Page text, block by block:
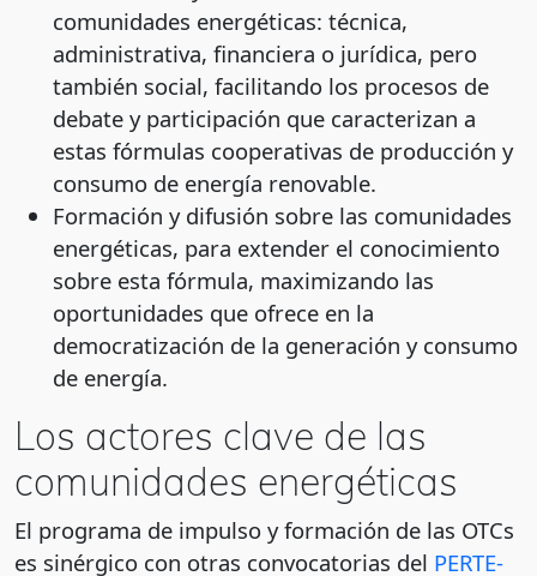
comunidades energéticas: técnica,
administrativa, financiera o jurídica, pero
también social, facilitando los procesos de
debate y participación que caracterizan a
estas fórmulas cooperativas de producción y
consumo de energía renovable.
Formación y difusión sobre las comunidades
energéticas, para extender el conocimiento
sobre esta fórmula, maximizando las
oportunidades que ofrece en la
democratización de la generación y consumo
de energía.
Los actores clave de las
comunidades energéticas
El programa de impulso y formación de las OTCs
es sinérgico con otras convocatorias del PERTE-